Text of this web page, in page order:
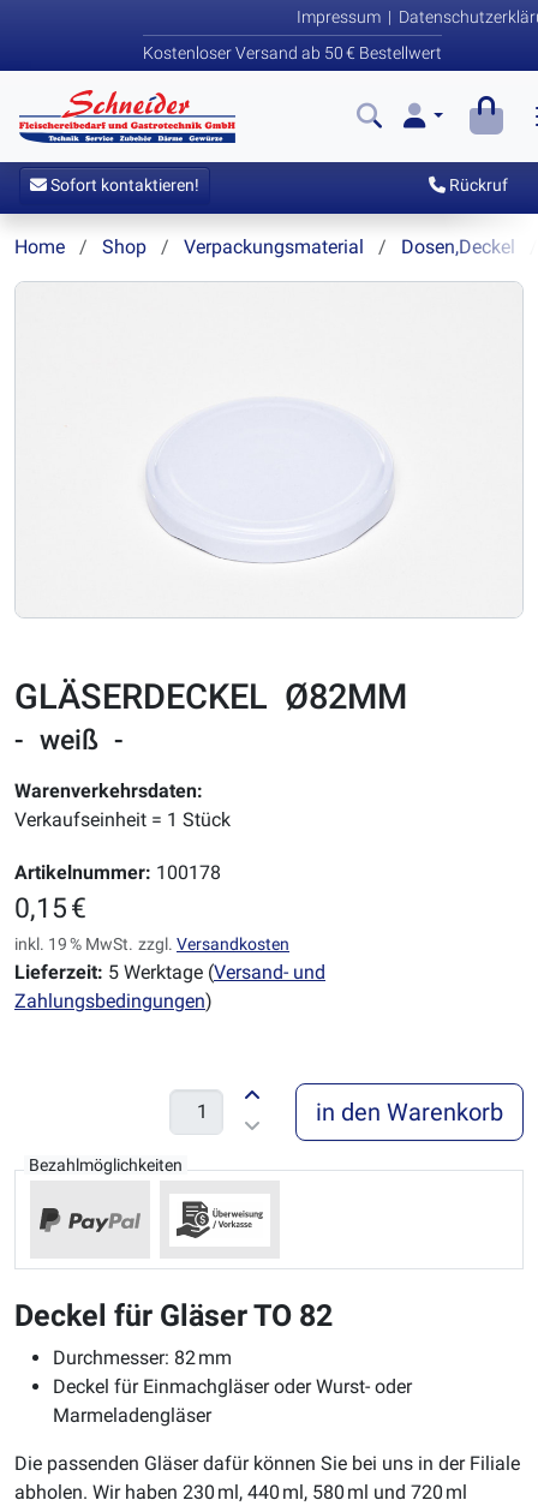
Kostenloser Versand ab 50 € Bestellwert
Impressum |
Sofort kontaktieren! Rückruf
Home Shop Verpackungsmaterial Dosen,Deckel
GLÄSERDECKEL Ø82MM
- weiß -
Warenverkehrsdaten:
Verkaufseinheit = 1 Stück
Artikelnummer: 100178
0,15 €
inkl. 19 % MwSt. zzgl. Versandkosten
Lieferzeit: 5 Werktage (Versand- und
Zahlungsbedingungen)
in den Warenkorb
Bezahlmöglichkeiten
Deckel für Gläser TO 82
Durchmesser: 82 mm
Deckel für Einmachgläser oder Wurst- oder
Marmeladengläser
Die passenden Gläser dafür können Sie bei uns in der Filiale
abholen. Wir haben 230 ml, 440 ml, 580 ml und 720 ml